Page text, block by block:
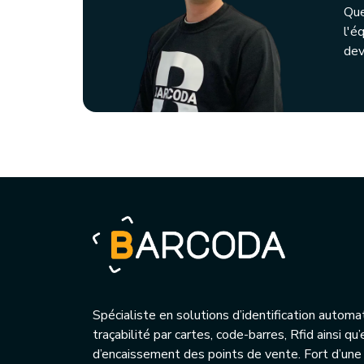
Spécialiste en solutions d’identification
traçabilité par cartes, code-barres, Rfid ainsi
d’encaissement des points de vente. Fort